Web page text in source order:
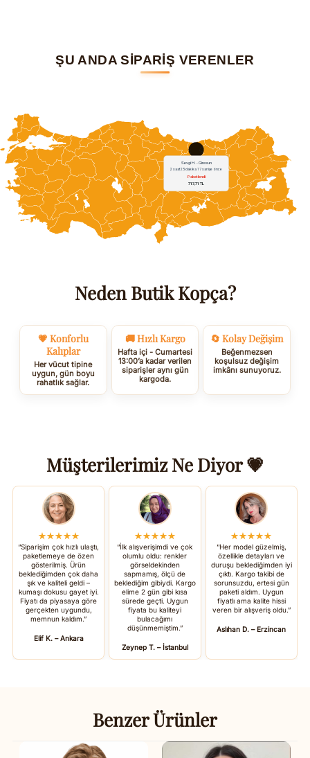
ŞU ANDA SİPARİŞ VERENLER
Neden Butik Kopça?
💗 Konforlu
Kalıplar
Her vücut tipine
uygun, gün boyu
rahatlık sağlar.
🚚 Hızlı Kargo
Hafta içi - Cumartesi
13:00’a kadar verilen
siparişler aynı gün
kargoda.
🔄 Kolay Değişim
Beğenmezsen
koşulsuz değişim
imkânı sunuyoruz.
Müşterilerimiz Ne Diyor 💗
★★★★★
“Siparişim çok hızlı ulaştı,
paketlemeye de özen
gösterilmiş. Ürün
beklediğimden çok daha
şık ve kaliteli geldi –
kumaşı dokusu gayet iyi.
Fiyatı da piyasaya göre
gerçekten uygundu,
memnun kaldım.”
Elif K. – Ankara
★★★★★
“İlk alışverişimdi ve çok
olumlu oldu: renkler
görseldekinden
sapmamış, ölçü de
beklediğim gibiydi. Kargo
elime 2 gün gibi kısa
sürede geçti. Uygun
fiyata bu kaliteyi
bulacağımı
düşünmemiştim.”
Zeynep T. – İstanbul
★★★★★
“Her model güzelmiş,
özellikle detayları ve
duruşu beklediğimden iyi
çıktı. Kargo takibi de
sorunsuzdu, ertesi gün
paketi aldım. Uygun
fiyatlı ama kalite hissi
veren bir alışveriş oldu.”
Aslıhan D. – Erzincan
Benzer Ürünler